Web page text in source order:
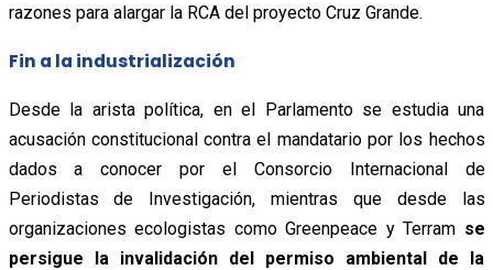
razones para alargar la RCA del proyecto Cruz Grande.
Fin a la industrialización
Desde la arista política, en el Parlamento se estudia una
acusación constitucional contra el mandatario por los hechos
dados a conocer por el Consorcio Internacional de
Periodistas de Investigación, mientras que desde las
organizaciones ecologistas como Greenpeace y Terram se
persigue la invalidación del permiso ambiental de la